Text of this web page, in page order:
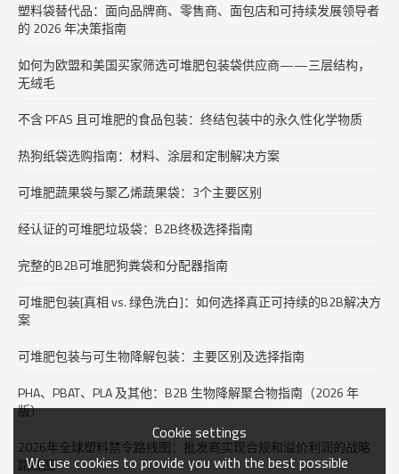
塑料袋替代品：面向品牌商、零售商、面包店和可持续发展领导者
的 2026 年决策指南
如何为欧盟和美国买家筛选可堆肥包装袋供应商——三层结构，
无绒毛
不含 PFAS 且可堆肥的食品包装：终结包装中的永久性化学物质
热狗纸袋选购指南：材料、涂层和定制解决方案
可堆肥蔬果袋与聚乙烯蔬果袋：3个主要区别
经认证的可堆肥垃圾袋：B2B终极选择指南
完整的B2B可堆肥狗粪袋和分配器指南
可堆肥包装[真相 vs. 绿色洗白]：如何选择真正可持续的B2B解决方
案
可堆肥包装与可生物降解包装：主要区别及选择指南
PHA、PBAT、PLA 及其他：B2B 生物降解聚合物指南（2026 年
版）
2026年全球塑料禁令路线图：批发商实现合规和溢价利润的战略
路线图
Cookie settings
We use cookies to provide you with the best possible